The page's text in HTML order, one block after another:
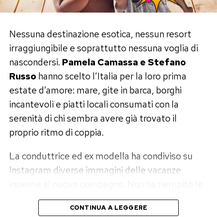
televisivi e non ha mai costruito la propria
nella Casa rappresenterebbe quindi una piccola
rivoluzione.
Resta da capire se abbia davvero deciso di
concedersi questa avventura o se il suo nome
faccia parte della lunga lista di desideri degli
autori. Nel Grande Fratello, del resto, tra un
contatto e una valigia preparata esiste spesso
una distanza siderale.
Gabriel Garko torna nella Casa, ma
Anche il nome diGabriel Garkoriaccende
Nessuna destinazione esotica, nessun resort
irraggiungibile e soprattutto nessuna voglia di
nascondersi. Pamela Camassa e Stefano
Russo hanno scelto l’Italia per la loro prima
estate d’amore: mare, gite in barca, borghi
incantevoli e piatti locali consumati con la
serenità di chi sembra avere già trovato il
proprio ritmo di coppia.
La conduttrice ed ex modella ha condiviso su
Instagram diverse immagini delle vacanze
didascalie di frasi romantiche né pubblicato
solenni dichiarazioni: a raccontare la relazione
CONTINUA A LEGGERE